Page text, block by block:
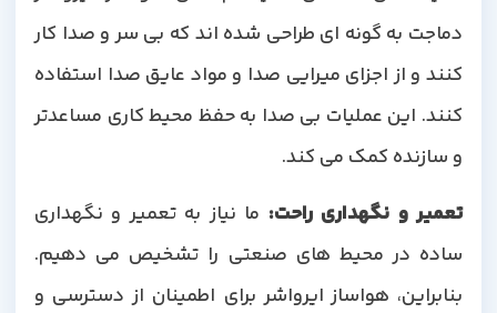
دماجت به گونه ای طراحی شده اند که بی سر و صدا کار
کنند و از اجزای میرایی صدا و مواد عایق صدا استفاده
کنند. این عملیات بی صدا به حفظ محیط کاری مساعدتر
و سازنده کمک می کند.
تعمیر و نگهداری راحت: ما نیاز به تعمیر و نگهداری
ساده در محیط های صنعتی را تشخیص می دهیم.
بنابراین، هواساز ایرواشر برای اطمینان از دسترسی و